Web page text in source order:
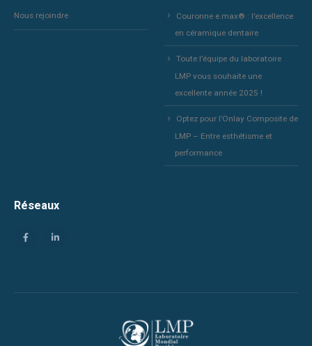
Nous rejoindre
Couronne e.max® : l’excellence
en céramique dentaire
Toute l’équipe du laboratoire
LMP vous souhaite une
excellente année 2025 !
Optez pour l’Onlay Composite de
LMP – Entre esthétisme et
performance
Réseaux